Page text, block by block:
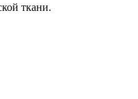
ткани.